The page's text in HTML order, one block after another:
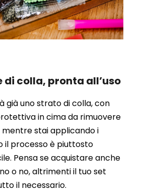
di colla, pronta all’uso
già uno strato di colla, con
in cima da rimuovere
stai applicando i
il processo è piuttosto
Pensa se acquistare anche
o no, altrimenti il tuo set
il necessario.